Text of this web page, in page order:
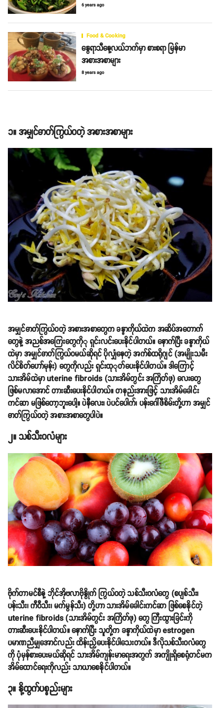
6 years ago
Food & Cooking
နွေရာသီနေ့လယ်ဘက်မှာ စားစရာ မြန်မာ
အစားအစာများ
8 years ago
၁။ အမျှင်ဓာတ်ကြွယ်ဝတဲ့ အစားအစာများ
အမျှင်ဓာတ်ကြွယ်ဝတဲ့ အစားအစာတွေက ခန္ဓာကိုယ်ထဲက အဆိပ်အတောက်
တွေနဲ့ အညစ်အကြေးတွေကိုု ရှင်းလင်းပေးနိုင်ပါတယ်။ နောက်ပြီး ခန္ဓာကိုယ်
ထဲမှာ အမျှင်ဓာတ်ကြွယ်ဝမယ်ဆိုရင် ပိုလျှံနေတဲ့ အက်စ်ထရိုဂျင် (အမျိုးသမီး
လိင်စိတ်ဟော်မုန်း) တွေကိုလည်း ရှင်းထုုတ်ပေးနိုင်ပါတယ်။ ဒါကြောင့်
သားအိမ်ထဲမှာ uterine fibroids (သားအိမ်တွင်း အကြိတ်ဖု) လေးတွေ
ဖြစ်မလာအောင် တားဆီးပေးနိုင်ပါတယ်။ တနည်းအားဖြင့် သားအိမ်ခေါင်း
ကင်ဆာ မဖြစ်တော့ဘူးပေါ့။ ပဲနီလေး၊ ပဲပင်ပေါက်၊ ပန်းဂေါ်ဖီစိမ်းတို့ဟာ အမျှင်
ဓာတ်ကြွယ်ဝတဲ့ အစားအစာတွေပါပဲ။
၂။ သစ်သီးဝလံများ
ဗိုက်တာမင်စီနဲ့ ဘိုင်အိုဗလာဗိုနွိုက် ကြွယ်ဝတဲ့ သစ်သီးဝလံတွေ (စပျစ်သီး၊
ပန်းသီး၊ ကီဝီသီး၊ မက်မွန်သီး) တို့ဟာ သားအိမ်ခေါင်းကင်ဆာ ဖြစ်စေနိုင်တဲ့
uterine fibroids (သားအိမ်တွင်း အကြိတ်ဖု) တွေ ကြီးထွားခြင်းကို
တားဆီးပေးနိုင်ပါတယ်။ နောက်ပြီး သူတို့က ခန္ဓာကိုယ်ထဲမှာ estrogen
ပမာဏညီမျှအောင်လည်း ထိန်းညှိပေးနိုင်ပါသေးတယ်။ ဒီလိုသစ်သီးဝလံတွေ
ကို ပုံမှန်စားပေးမယ်ဆိုရင် သားအိမ်ကျန်းမာရေးအတွက် အကျိုးရှိစေရုံတင်မက
အိမ်ထောင်ရေးကိုလည်း သာယာစေနိုင်ပါတယ်။
၃။ နို့ထွက်ပစ္စည်းများ